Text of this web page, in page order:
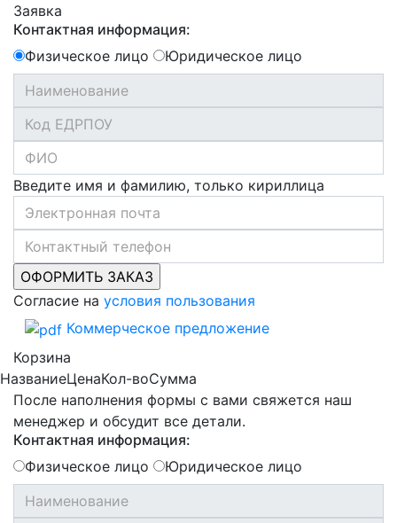
Заявка
Контактная информация:
Физическое лицо
Юридическое лицо
Введите имя и фамилию, только кириллица
Согласие на условия пользования
Коммерческое предложение
Корзина
НазваниеЦенаКол-воСумма
После наполнения формы с вами свяжется наш
менеджер и обсудит все детали.
Контактная информация:
Физическое лицо
Юридическое лицо